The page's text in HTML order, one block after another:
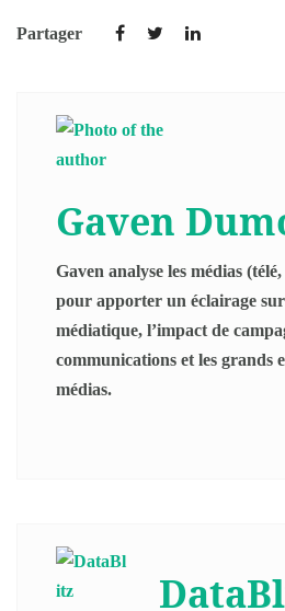
Partager
Gaven
Gaven analyse les médias
pour apporter un éclairage
médiatique, l’impact de
communications et les grands
médias.